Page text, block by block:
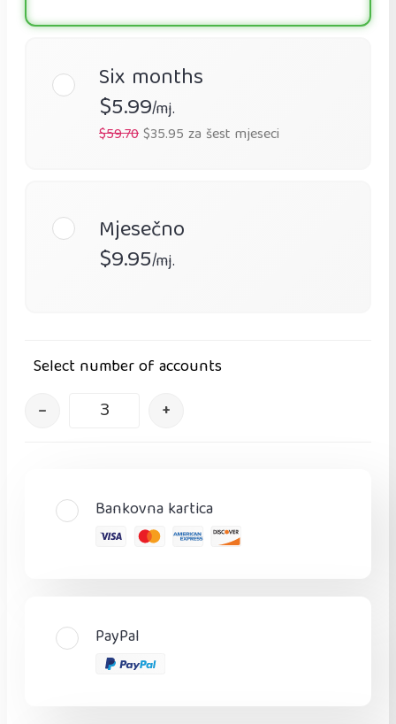
Six months
$5.99/mj.
$59.70$35.95 za šest mjeseci
Mjesečno
$9.95/mj.
Select number of accounts
– +
Bankovna kartica
PayPal